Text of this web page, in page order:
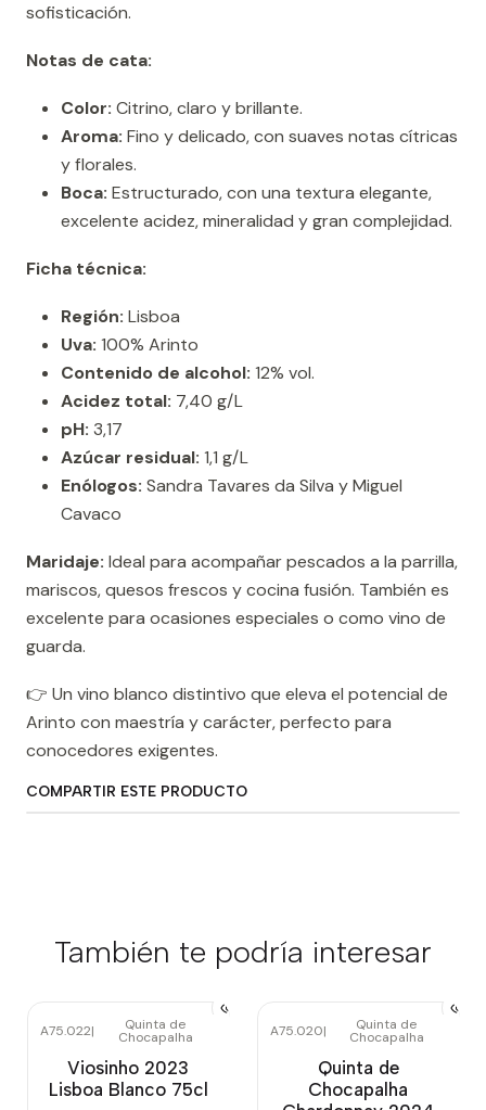
sofisticación.
Notas de cata:
Color: Citrino, claro y brillante.
Aroma: Fino y delicado, con suaves notas cítricas
y florales.
Boca: Estructurado, con una textura elegante,
excelente acidez, mineralidad y gran complejidad.
Ficha técnica:
Región: Lisboa
Uva: 100% Arinto
Contenido de alcohol: 12% vol.
Acidez total: 7,40 g/L
pH: 3,17
Azúcar residual: 1,1 g/L
Enólogos: Sandra Tavares da Silva y Miguel
Cavaco
Maridaje: Ideal para acompañar pescados a la parrilla,
mariscos, quesos frescos y cocina fusión. También es
excelente para ocasiones especiales o como vino de
guarda.
👉 Un vino blanco distintivo que eleva el potencial de
Arinto con maestría y carácter, perfecto para
conocedores exigentes.
COMPARTIR ESTE PRODUCTO
También te podría interesar
A75.022| Quinta de
Chocapalha
Viosinho 2023
Lisboa Blanco 75cl
A75.020| Quinta de
Chocapalha
Quinta de
Chocapalha